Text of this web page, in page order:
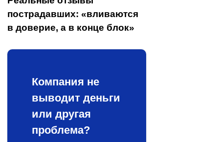
пострадавших: «вливаются
в доверие, а в конце блок»
Компания не
выводит деньги
или другая
проблема?